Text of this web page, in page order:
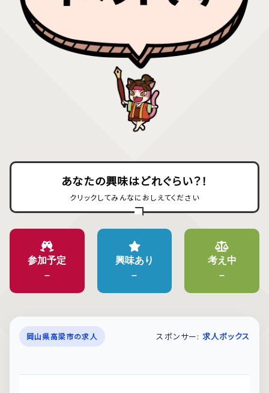
あなたの興味はどれぐらい？！
クリックしてみんなにおしえてください
参加予定
–
興味あり
–
考え中
–
岡山県高梁市の求人 スポンサー: 求人ボックス